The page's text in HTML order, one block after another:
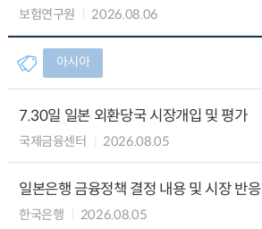
보험연구원 2026.08.06
아시아
7.30일 일본 외환당국 시장개입 및 평가
국제금융센터 2026.08.05
일본은행 금융정책 결정 내용 및 시장 반응
한국은행 2026.08.05